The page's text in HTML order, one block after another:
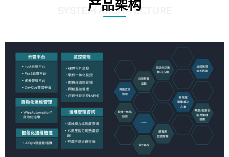
产品架构
SYSTEM ARCHITECTURE